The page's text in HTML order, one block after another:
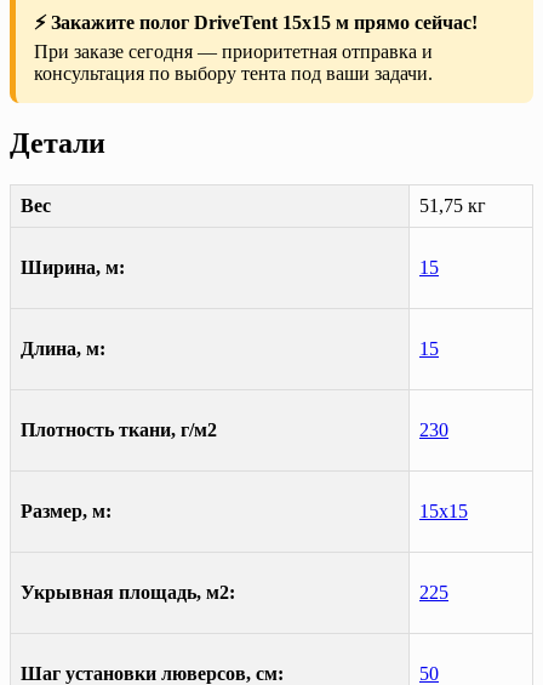
⚡ Закажите полог DriveTent 15х15 м прямо сейчас!
При заказе сегодня — приоритетная отправка и
консультация по выбору тента под ваши задачи.
Детали
Вес 51,75 кг
Ширина, м: 15
Длина, м: 15
Плотность ткани, г/м2 230
Размер, м: 15х15
Укрывная площадь, м2: 225
Шаг установки люверсов, см: 50